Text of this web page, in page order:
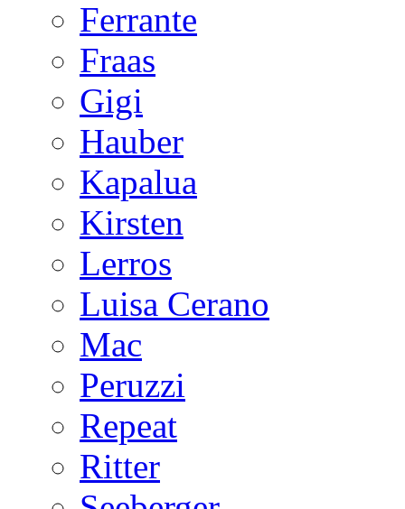
Ferrante
Fraas
Gigi
Hauber
Kapalua
Kirsten
Lerros
Luisa Cerano
Mac
Peruzzi
Repeat
Ritter